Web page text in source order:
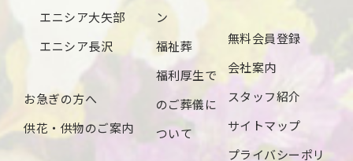
2024年4月
2024年3月
2024年1月
2023年12月
エニシア大矢部
エニシア長沢
お急ぎの方へ
供花・供物のご案内
ン
福祉葬
福利厚生で
のご葬儀に
ついて
無料会員登録
会社案内
スタッフ紹介
サイトマップ
プライバシーポリ